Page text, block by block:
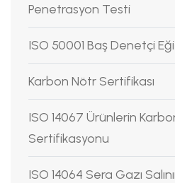
Penetrasyon Testi
ISO 50001 Baş Denetçi
Karbon Nötr Sertifikası
ISO 14067 Ürünlerin
Sertifikasyonu
ISO 14064 Sera Gazı